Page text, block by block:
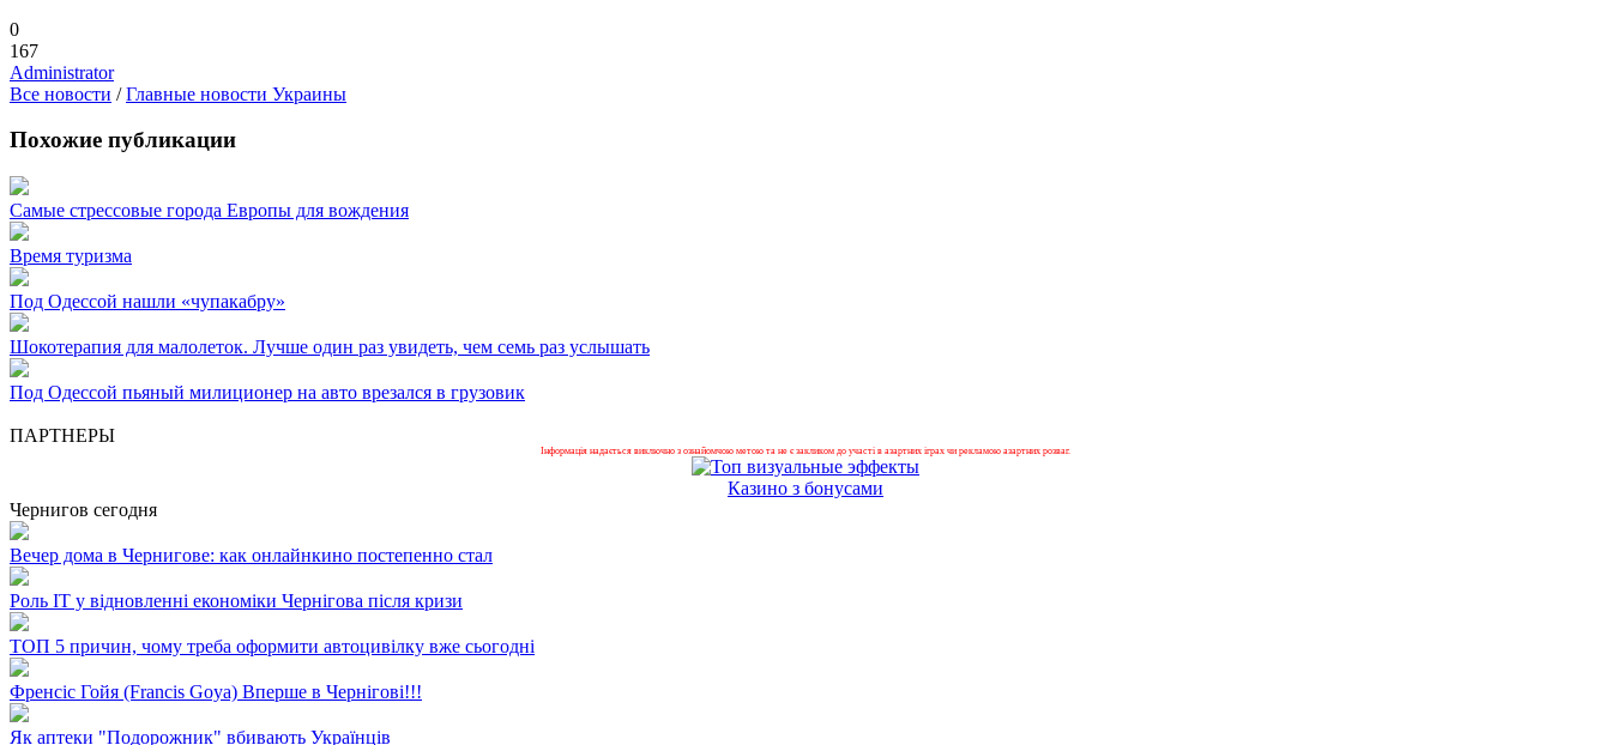
0
167
Administrator
Все новости /Главные новости Украины
Похожие публикации
Самые стрессовые города Европы для вождения
Время туризма
Под Одессой нашли «чупакабру»
Шокотерапия для малолеток. Лучше один раз увидеть, чем семь раз услышать
Под Одессой пьяный милиционер на авто врезался в грузовик
ПАРТНЕРЫ
Інформація надається виключно з ознайомчою метою та не є закликом до участі в азартних іграх чи рекламою азартних розваг.
Казино з бонусами
Чернигов сегодня
Вечер дома в Чернигове: как онлайнкино постепенно стал
Роль ІТ у відновленні економіки Чернігова після кризи
ТОП 5 причин, чому треба оформити автоцивілку вже сьогодні
Френсіс Гойя (Francis Goya) Вперше в Чернігові!!!
Як аптеки "Подорожник" вбивають Українців